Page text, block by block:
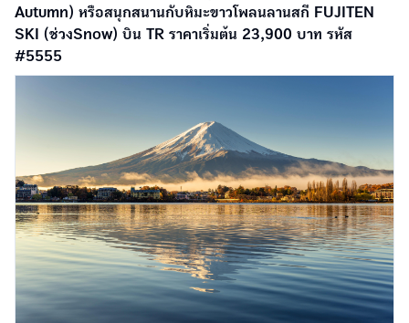
Autumn) หรือสนุกสนานกับหิมะขาวโพลนลานสกี FUJITEN
SKI (ช่วงSnow) บิน TR ราคาเริ่มต้น 23,900 บาท รหัส
#5555